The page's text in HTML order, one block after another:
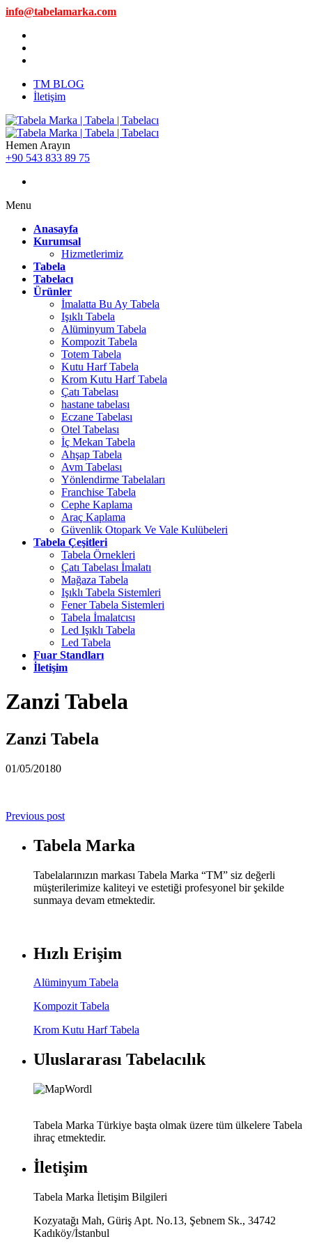
info@tabelamarka.com
TM BLOG
İletişim
Hemen Arayın
+90 543 833 89 75
Menu
Anasayfa
Kurumsal
Hizmetlerimiz
Tabela
Tabelacı
Ürünler
İmalatta Bu Ay Tabela
Işıklı Tabela
Alüminyum Tabela
Kompozit Tabela
Totem Tabela
Kutu Harf Tabela
Krom Kutu Harf Tabela
Çatı Tabelası
hastane tabelası
Eczane Tabelası
Otel Tabelası
İç Mekan Tabela
Ahşap Tabela
Avm Tabelası
Yönlendirme Tabelaları
Franchise Tabela
Cephe Kaplama
Araç Kaplama
Güvenlik Otopark Ve Vale Kulübeleri
Tabela Çeşitleri
Tabela Örnekleri
Çatı Tabelası İmalatı
Mağaza Tabela
Işıklı Tabela Sistemleri
Fener Tabela Sistemleri
Tabela İmalatcısı
Led Işıklı Tabela
Led Tabela
Fuar Standları
İletişim
Zanzi Tabela
Zanzi Tabela
01/05/20180
Previous post
Tabela Marka
Tabelalarınızın markası Tabela Marka “TM” siz değerli
müşterilerimize kaliteyi ve estetiği profesyonel bir şekilde
sunmaya devam etmektedir.
Hızlı Erişim
Alüminyum Tabela
Kompozit Tabela
Krom Kutu Harf Tabela
Uluslararası Tabelacılık
Tabela Marka Türkiye başta olmak üzere tüm ülkelere Tabela
ihraç etmektedir.
İletişim
Tabela Marka İletişim Bilgileri
Kozyatağı Mah, Güriş Apt. No.13, Şebnem Sk., 34742
Kadıköy/İstanbul